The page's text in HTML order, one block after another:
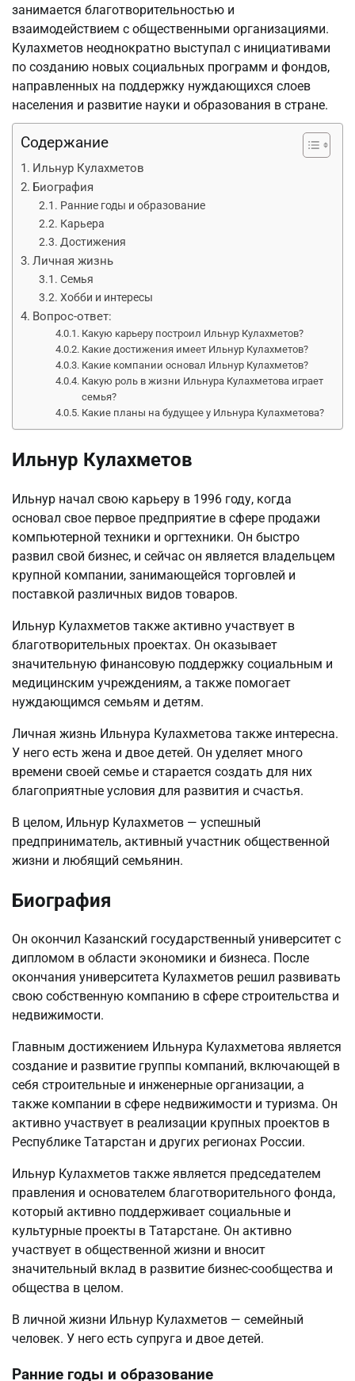
занимается благотворительностью и
взаимодействием с общественными организациями.
Кулахметов неоднократно выступал с инициативами
по созданию новых социальных программ и фондов,
направленных на поддержку нуждающихся слоев
населения и развитие науки и образования в стране.
Содержание
Ильнур Кулахметов
Биография
Ранние годы и образование
Карьера
Достижения
Личная жизнь
Семья
Хобби и интересы
Вопрос-ответ:
Какую карьеру построил Ильнур Кулахметов?
Какие достижения имеет Ильнур Кулахметов?
Какие компании основал Ильнур Кулахметов?
Какую роль в жизни Ильнура Кулахметова играет
семья?
Какие планы на будущее у Ильнура Кулахметова?
Ильнур Кулахметов
Ильнур начал свою карьеру в 1996 году, когда
основал свое первое предприятие в сфере продажи
компьютерной техники и оргтехники. Он быстро
развил свой бизнес, и сейчас он является владельцем
крупной компании, занимающейся торговлей и
поставкой различных видов товаров.
Ильнур Кулахметов также активно участвует в
благотворительных проектах. Он оказывает
значительную финансовую поддержку социальным и
медицинским учреждениям, а также помогает
нуждающимся семьям и детям.
Личная жизнь Ильнура Кулахметова также интересна.
У него есть жена и двое детей. Он уделяет много
времени своей семье и старается создать для них
благоприятные условия для развития и счастья.
В целом, Ильнур Кулахметов — успешный
предприниматель, активный участник общественной
жизни и любящий семьянин.
Биография
Он окончил Казанский государственный университет с
дипломом в области экономики и бизнеса. После
окончания университета Кулахметов решил развивать
свою собственную компанию в сфере строительства и
недвижимости.
Главным достижением Ильнура Кулахметова является
создание и развитие группы компаний, включающей в
себя строительные и инженерные организации, а
также компании в сфере недвижимости и туризма. Он
активно участвует в реализации крупных проектов в
Республике Татарстан и других регионах России.
Ильнур Кулахметов также является председателем
правления и основателем благотворительного фонда,
который активно поддерживает социальные и
культурные проекты в Татарстане. Он активно
участвует в общественной жизни и вносит
значительный вклад в развитие бизнес-сообщества и
общества в целом.
В личной жизни Ильнур Кулахметов — семейный
человек. У него есть супруга и двое детей.
Ранние годы и образование